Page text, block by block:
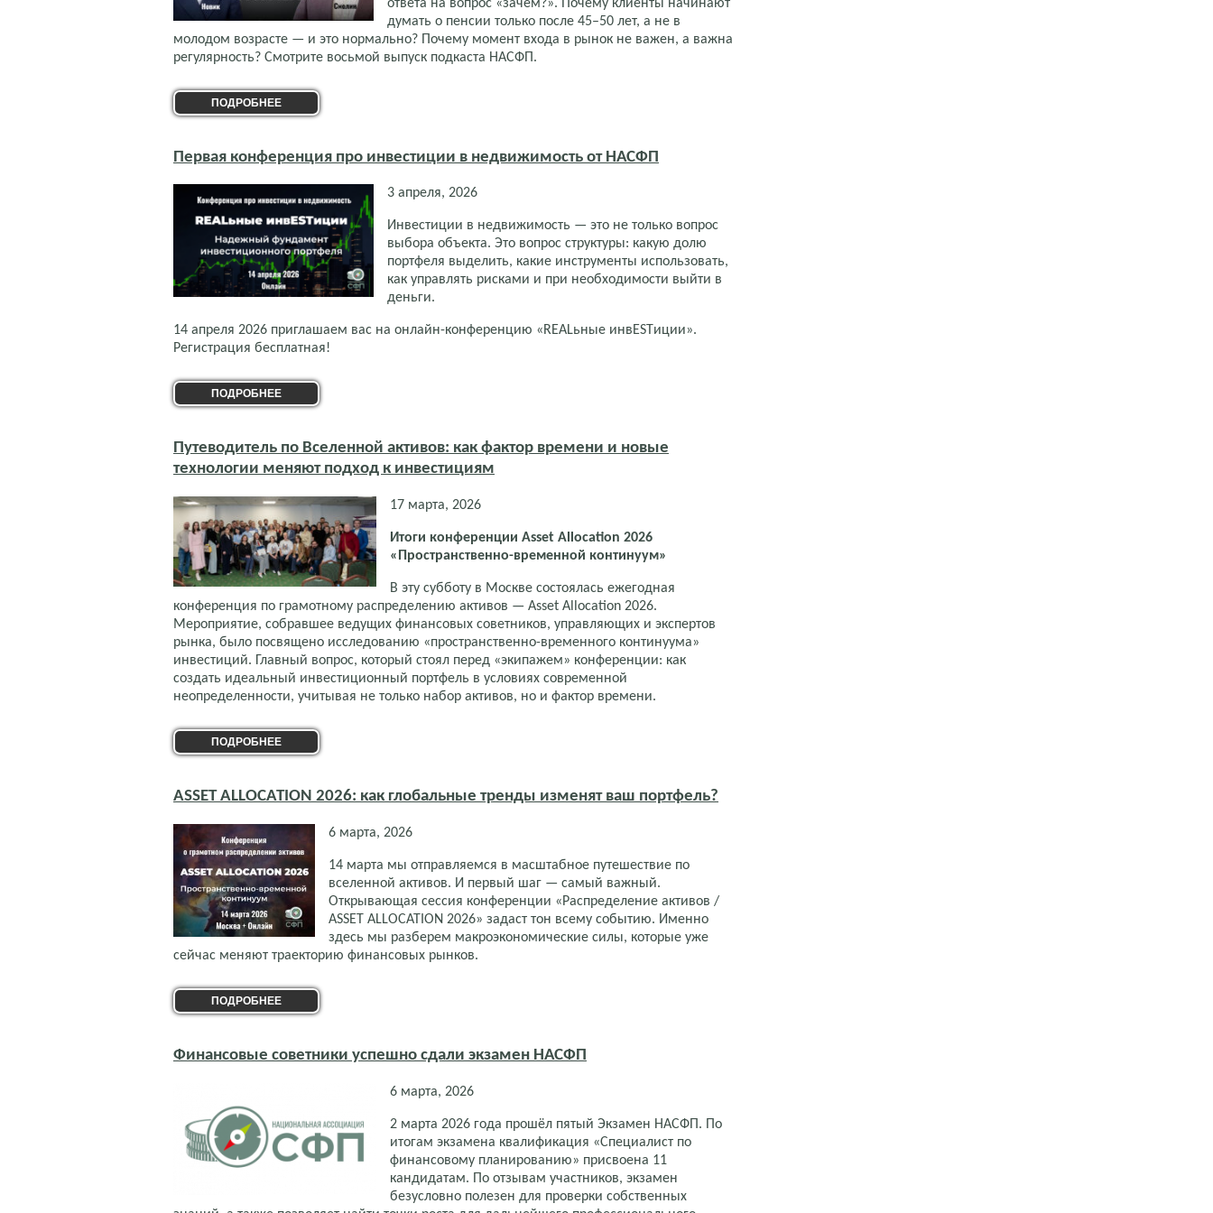
ответа на вопрос «зачем?». Почему клиенты начинают
думать о пенсии только после 45–50 лет, а не в
молодом возрасте — и это нормально? Почему момент входа в рынок не важен, а важна
регулярность? Смотрите восьмой выпуск подкаста НАСФП.
ПОДРОБНЕЕ
Первая конференция про инвестиции в недвижимость от НАСФП
3 апреля, 2026
Инвестиции в недвижимость — это не только вопрос
выбора объекта. Это вопрос структуры: какую долю
портфеля выделить, какие инструменты использовать,
как управлять рисками и при необходимости выйти в
деньги.
14 апреля 2026 приглашаем вас на онлайн-конференцию «REALьные инвESTиции».
Регистрация бесплатная!
ПОДРОБНЕЕ
Путеводитель по Вселенной активов: как фактор времени и новые
технологии меняют подход к инвестициям
17 марта, 2026
Итоги конференции Asset Allocation 2026
«Пространственно-временной континуум»
В эту субботу в Москве состоялась ежегодная
конференция по грамотному распределению активов — Asset Allocation 2026.
Мероприятие, собравшее ведущих финансовых советников, управляющих и экспертов
рынка, было посвящено исследованию «пространственно-временного континуума»
инвестиций. Главный вопрос, который стоял перед «экипажем» конференции: как
создать идеальный инвестиционный портфель в условиях современной
неопределенности, учитывая не только набор активов, но и фактор времени.
ПОДРОБНЕЕ
ASSET ALLOCATION 2026: как глобальные тренды изменят ваш портфель?
6 марта, 2026
14 марта мы отправляемся в масштабное путешествие по
вселенной активов. И первый шаг — самый важный.
Открывающая сессия конференции «Распределение активов /
ASSET ALLOCATION 2026» задаст тон всему событию. Именно
здесь мы разберем макроэкономические силы, которые уже
сейчас меняют траекторию финансовых рынков.
ПОДРОБНЕЕ
Финансовые советники успешно сдали экзамен НАСФП
6 марта, 2026
2 марта 2026 года прошёл пятый Экзамен НАСФП. По
итогам экзамена квалификация «Специалист по
финансовому планированию» присвоена 11
кандидатам. По отзывам участников, экзамен
безусловно полезен для проверки собственных